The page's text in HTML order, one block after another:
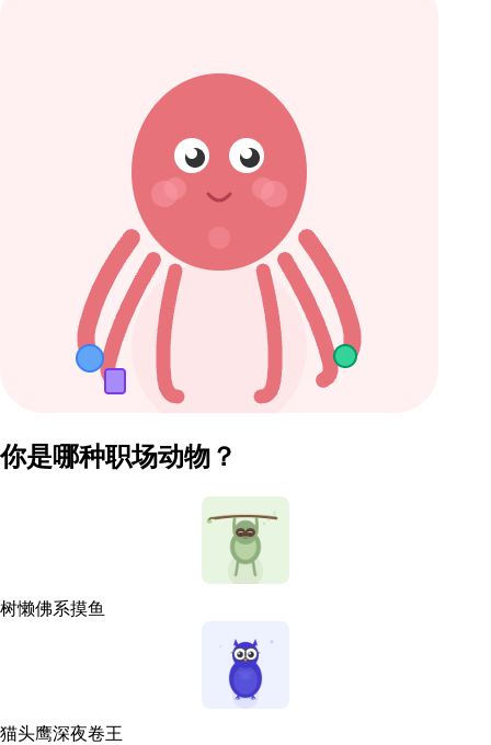
你是哪种职场动物？
树懒佛系摸鱼
猫头鹰深夜卷王